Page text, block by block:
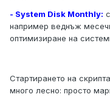
- System Disk Monthly:
например веднъж
оптимизиране на
Стартирането на
много лесно: просто